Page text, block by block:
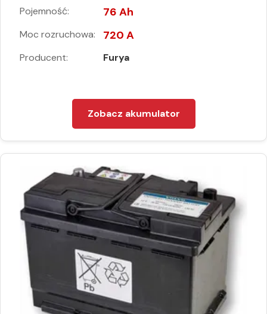
Pojemność: 76 Ah
Moc rozruchowa: 720 A
Producent: Furya
Zobacz akumulator